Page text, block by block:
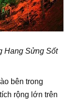
Hang Sửng Sốt
bên trong
rộng lớn trên